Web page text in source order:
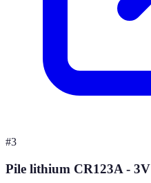
#3
Pile lithium CR123A - 3V